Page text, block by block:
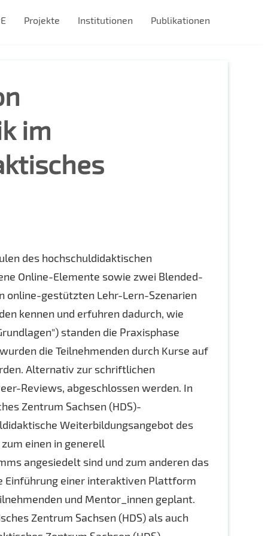
Projekte Institutionen Publikationen
im
des hochschuldidaktischen
Online-Elemente sowie zwei Blended-
online-gestützten Lehr-Lern-Szenarien
kennen und erfuhren dadurch, wie
standen die Praxisphase
die Teilnehmenden durch Kurse auf
Alternativ zur schriftlichen
Reviews, abgeschlossen werden. In
Zentrum Sachsen (HDS)-
Weiterbildungsangebot des
einen in generell
angesiedelt sind und zum anderen das
Einführung einer interaktiven Plattform
und Mentor_innen geplant.
Zentrum Sachsen (HDS) als auch